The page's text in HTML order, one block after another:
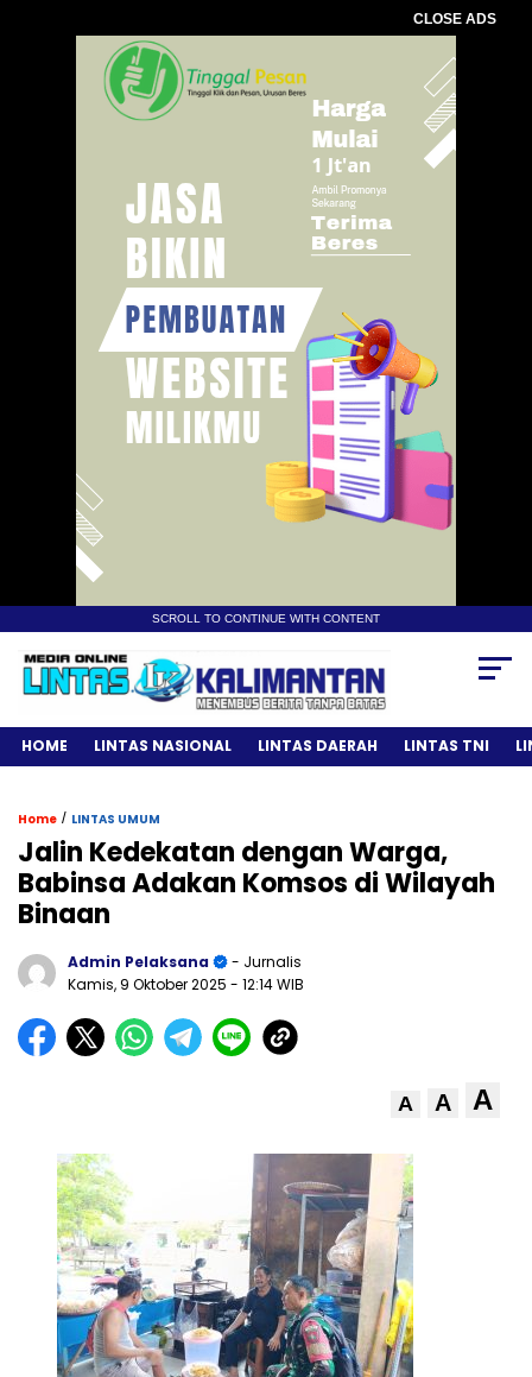
CLOSE ADS
SCROLL TO CONTINUE WITH CONTENT
HOME LINTAS NASIONAL LINTAS DAERAH LINTAS TNI
Home / LINTAS UMUM
Jalin Kedekatan dengan Warga,
Babinsa Adakan Komsos di Wilayah
Binaan
Admin Pelaksana
- Jurnalis
Kamis, 9 Oktober 2025 - 12:14 WIB
A A A